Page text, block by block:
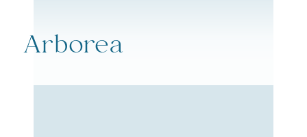
Arborea